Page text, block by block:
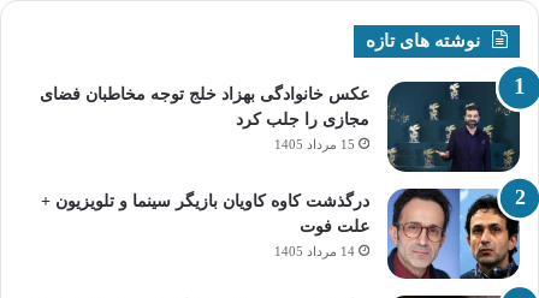
نوشته های تازه
عکس خانوادگی بهزاد خلج توجه مخاطبان فضای
مجازی را جلب کرد
15 مرداد 1405
درگذشت کاوه کاویان بازیگر سینما و تلویزیون +
علت فوت
14 مرداد 1405